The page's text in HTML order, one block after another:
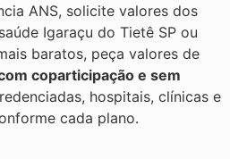
ANS, solicite valores dos
Igaraçu do Tietê SP ou
baratos, peça valores de
coparticipação e sem
hospitais, clínicas e
cada plano.